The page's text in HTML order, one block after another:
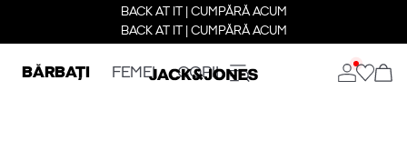
BACK AT IT | CUMPĂRĂ ACUM
BACK AT IT | CUMPĂRĂ ACUM
BĂRBAȚI FEMEI COPII